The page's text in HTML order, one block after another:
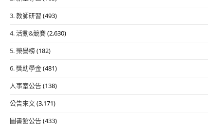
3. 教師研習 (493)
4. 活動&競賽(2,630)
5. 榮譽榜(182)
6. 獎助學金(481)
人事室公告(138)
公告來文(3,171)
圖書館公告(433)